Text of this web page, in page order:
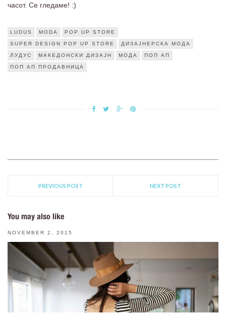
часот. Се гледаме! :)
LUDUS MODA POP UP STORE
SUPER DESIGN POP UP STORE ДИЗАЈНЕРСКА МОДА
ЛУДУС МАКЕДОНСКИ ДИЗАЈН МОДА ПОП АП
ПОП АП ПРОДАВНИЦА
PREVIOUS POST NEXT POST
You may also like
NOVEMBER 2, 2015